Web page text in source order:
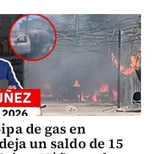
de gas en
un saldo de 15